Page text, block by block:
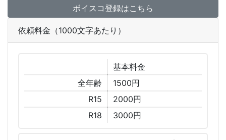
ボイスコ登録はこちら
依頼料金（1000文字あたり）
基本料金
全年齢
1500円
R15
2000円
R18
3000円